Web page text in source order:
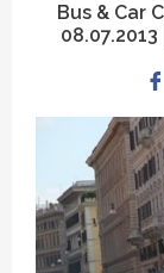
Bus & Car
08.07.2013